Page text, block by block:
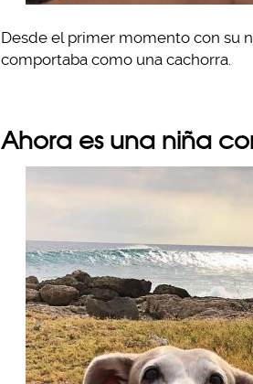
Desde el primer momento con su
comportaba como una cachorra.
Ahora es una niña